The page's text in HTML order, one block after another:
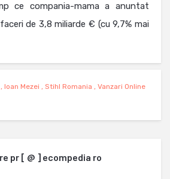
ce compania-mama a anuntat
de 3,8 miliarde € (cu 9,7% mai
, Ioan Mezei , Stihl Romania , Vanzari Online
pr [ @ ] ecompedia ro